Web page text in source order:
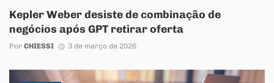
Kepler Weber desiste de combinação de
negócios após GPT retirar oferta
Por CHIESSI 3 de março de 2026